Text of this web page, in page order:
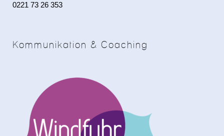
0221 73 26 353
Kommunikation & Coaching